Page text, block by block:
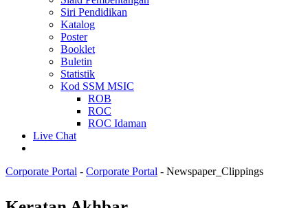
Siri Pendidikan
Katalog
Poster
Booklet
Buletin
Statistik
Kod SSM MSIC
ROB
ROC
ROC Idaman
Live Chat
Corporate Portal - Corporate Portal - Newspaper_Clippings